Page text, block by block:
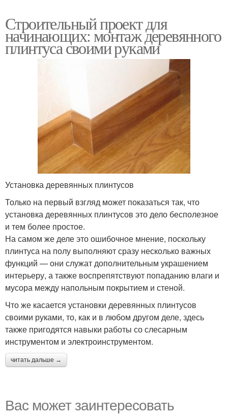
Строительный проект для
начинающих: монтаж деревянного
плинтуса своими руками
Установка деревянных плинтусов
Только на первый взгляд может показаться так, что
установка деревянных плинтусов это дело бесполезное
и тем более простое.
На самом же деле это ошибочное мнение, поскольку
плинтуса на полу выполняют сразу несколько важных
функций — они служат дополнительным украшением
интерьеру, а также воспрепятствуют попаданию влаги и
мусора между напольным покрытием и стеной.
Что же касается установки деревянных плинтусов
своими руками, то, как и в любом другом деле, здесь
также пригодятся навыки работы со слесарным
инструментом и электроинструментом.
читать дальше →
Вас может заинтересовать